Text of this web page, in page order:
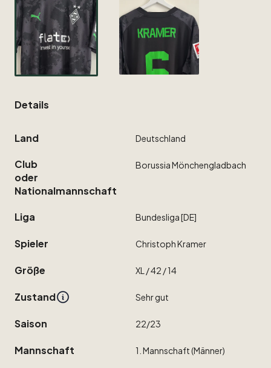
Details
Land Deutschland
Club
oder
Nationalmannschaft
BorussiaMönchengladbach
Liga Bundesliga[DE]
Spieler ChristophKramer
Größe XL ​/​42 ​/​14
Zustand Sehrgut
Saison 22​/​23
Mannschaft 1. Mannschaft(Männer)